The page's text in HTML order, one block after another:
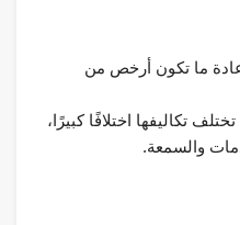
ما تكون أرخص من
تكاليفها اختلافًا كبيرًا،
والسمعة.